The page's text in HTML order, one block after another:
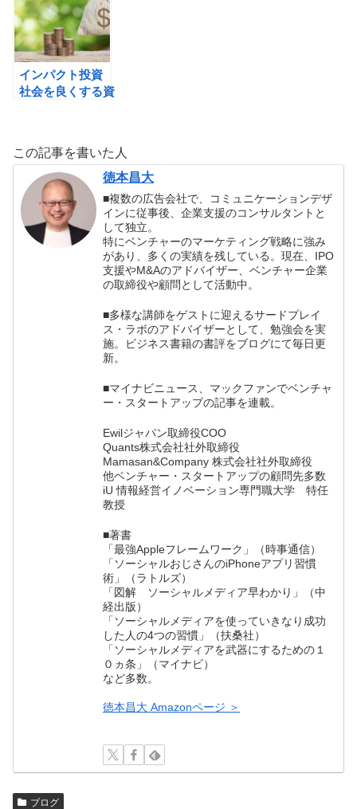
インパクト投資
社会を良くする資
この記事を書いた人
徳本昌大
■複数の広告会社で、コミュニケーションデザ
インに従事後、企業支援のコンサルタントと
して独立。
特にベンチャーのマーケティング戦略に強み
があり、多くの実績を残している。現在、IPO
支援やM&Aのアドバイザー、ベンチャー企業
の取締役や顧問として活動中。
■多様な講師をゲストに迎えるサードプレイ
ス・ラボのアドバイザーとして、勉強会を実
施。ビジネス書籍の書評をブログにて毎日更
新。
■マイナビニュース、マックファンでベンチャ
ー・スタートアップの記事を連載。
Ewilジャパン取締役COO
Quants株式会社社外取締役
Mamasan&Company 株式会社社外取締役
他ベンチャー・スタートアップの顧問先多数
iU 情報経営イノベーション専門職大学 特任
教授
■著書
「最強Appleフレームワーク」（時事通信）
「ソーシャルおじさんのiPhoneアプリ習慣
術」（ラトルズ）
「図解 ソーシャルメディア早わかり」（中
経出版）
「ソーシャルメディアを使っていきなり成功
した人の4つの習慣」（扶桑社）
「ソーシャルメディアを武器にするための１
０ヵ条」（マイナビ）
など多数。
徳本昌大 Amazonページ ＞
ブログ